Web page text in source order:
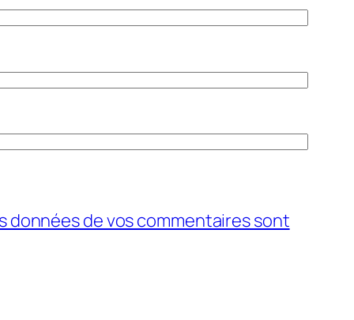
données de vos commentaires sont